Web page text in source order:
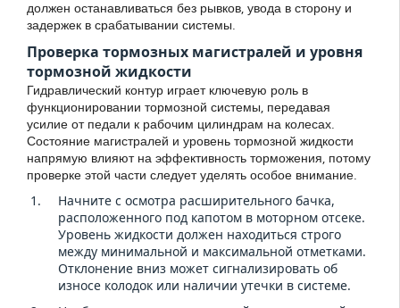
должен останавливаться без рывков, увода в сторону и
задержек в срабатывании системы.
Проверка тормозных магистралей и уровня
тормозной жидкости
Гидравлический контур играет ключевую роль в
функционировании тормозной системы, передавая
усилие от педали к рабочим цилиндрам на колесах.
Состояние магистралей и уровень тормозной жидкости
напрямую влияют на эффективность торможения, потому
проверке этой части следует уделять особое внимание.
Начните с осмотра расширительного бачка,
расположенного под капотом в моторном отсеке.
Уровень жидкости должен находиться строго
между минимальной и максимальной отметками.
Отклонение вниз может сигнализировать об
износе колодок или наличии утечки в системе.